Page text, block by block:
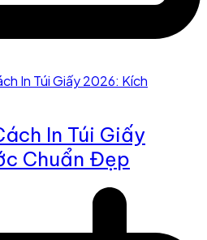
In Túi Giấy
Chuẩn Đẹp